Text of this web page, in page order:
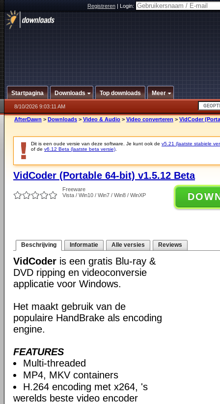
Registreren|Login:
Startpagina Downloads Top downloads Meer
8/10/2026 9:03:11 AM
AfterDawn > Downloads > Video & Audio > Video converteren > VidCoder
Dit is een oude versie van deze software. Je kunt ook de v5.21 (laatste stabiele
of de v6.12 Beta (laatste beta versie)
VidCoder (Portable 64-bit) v1.5.12 Beta
Freeware
Vista / Win10 / Win7 / Win8 / WinXP
Beschrijving Informatie Alle versies Reviews
VidCoder is een gratis Blu-ray &
DVD ripping en videoconversie
applicatie voor Windows.
Het maakt gebruik van de
populaire HandBrake als encoding
engine.
FEATURES
Multi-threaded
MP4, MKV containers
H.264 encoding met x264, 's
werelds beste video encoder